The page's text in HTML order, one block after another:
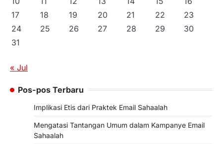
17
18 19 20 21 22
23
24
25 26 27 28 29
30
31
« Jul
Pos-pos Terbaru
Implikasi Etis dari Praktek Email Sahaalah
Mengatasi Tantangan Umum dalam Kampanye Email
Sahaalah